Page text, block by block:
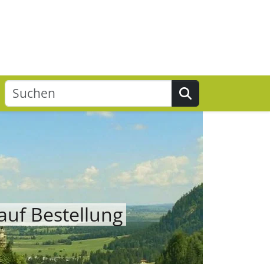
Suchen
Bestellung